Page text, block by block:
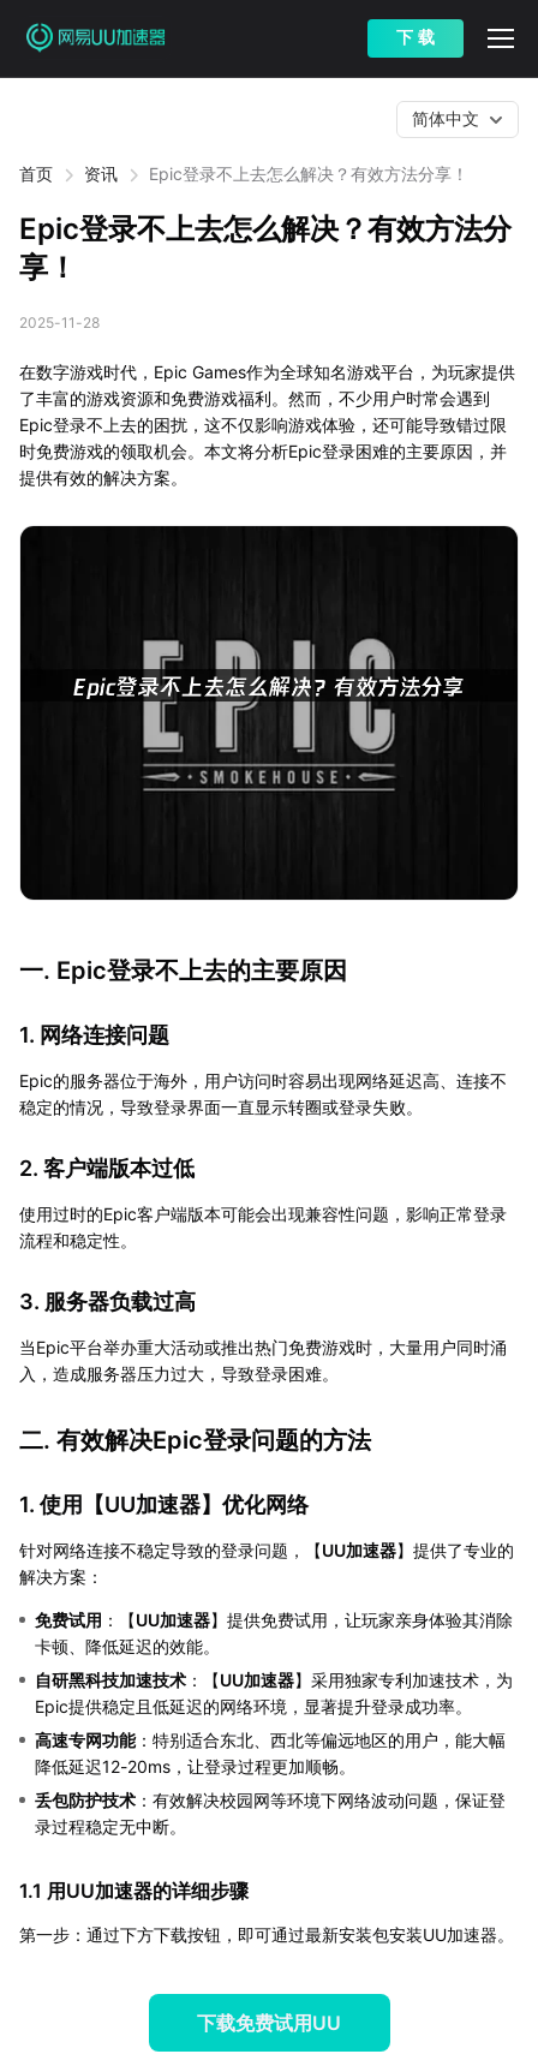
下 载
首页 资讯 Epic登录不上去怎么解决？有效方法分享！
简体中文
Epic登录不上去怎么解决？有效方法分
享！
2025-11-28
在数字游戏时代，Epic Games作为全球知名游戏平台，为玩家提供
了丰富的游戏资源和免费游戏福利。然而，不少用户时常会遇到
Epic登录不上去的困扰，这不仅影响游戏体验，还可能导致错过限
时免费游戏的领取机会。本文将分析Epic登录困难的主要原因，并
提供有效的解决方案。
一. Epic登录不上去的主要原因
1. 网络连接问题
Epic的服务器位于海外，用户访问时容易出现网络延迟高、连接不
稳定的情况，导致登录界面一直显示转圈或登录失败。
2. 客户端版本过低
使用过时的Epic客户端版本可能会出现兼容性问题，影响正常登录
流程和稳定性。
3. 服务器负载过高
当Epic平台举办重大活动或推出热门免费游戏时，大量用户同时涌
入，造成服务器压力过大，导致登录困难。
二. 有效解决Epic登录问题的方法
1. 使用【UU加速器】优化网络
针对网络连接不稳定导致的登录问题，【UU加速器】提供了专业的
解决方案：
免费试用 ：【UU加速器】提供免费试用，让玩家亲身体验其消除
卡顿、降低延迟的效能。
自研黑科技加速技术 ：【UU加速器】采用独家专利加速技术，为
Epic提供稳定且低延迟的网络环境，显著提升登录成功率。
高速专网功能：特别适合东北、西北等偏远地区的用户，能大幅
降低延迟12-20ms，让登录过程更加顺畅。
丢包防护技术 ：有效解决校园网等环境下网络波动问题，保证登
录过程稳定无中断。
1.1 用UU加速器的详细步骤
第一步：通过下方下载按钮，即可通过最新安装包安装UU加速器。
下载免费试用UU